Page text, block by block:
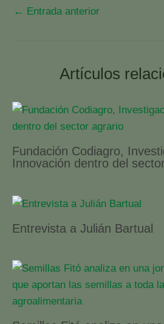
← Entrada anterior
Artículos
Fundación Codiagro,
Innovación dentro del
Entrevista a Julián Bartual